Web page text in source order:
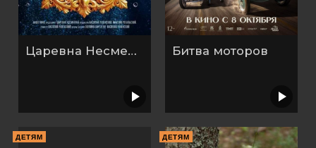
Царевна Несмеяна Битва моторов
ДЕТЯМ ДЕТЯМ